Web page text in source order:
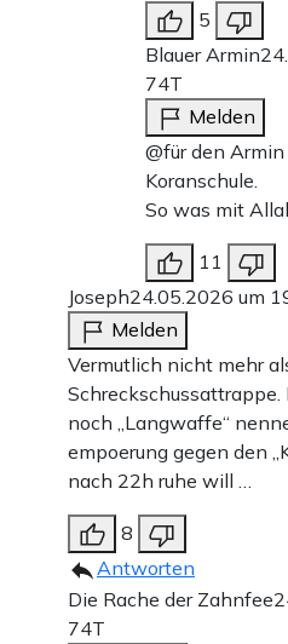
5
Blauer Armin
74T
Melden
@für den Armin
Koranschule.
So was mit
11
Joseph24.05.2026 um
Melden
Vermutlich nicht mehr
noch „Langwaffe“
empoerung gegen den
nach 22h ruhe will …
8
Antworten
Die Rache der Zahnfee
74T